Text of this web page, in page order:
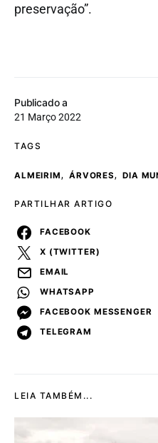
Publicado a
21 Março 2022
TAGS
ALMEIRIM, ÁRVORES, DIA
PARTILHAR ARTIGO
FACEBOOK
X (TWITTER)
EMAIL
WHATSAPP
FACEBOOK MESSENGER
TELEGRAM
preservação”.
LEIA TAMBÉM...